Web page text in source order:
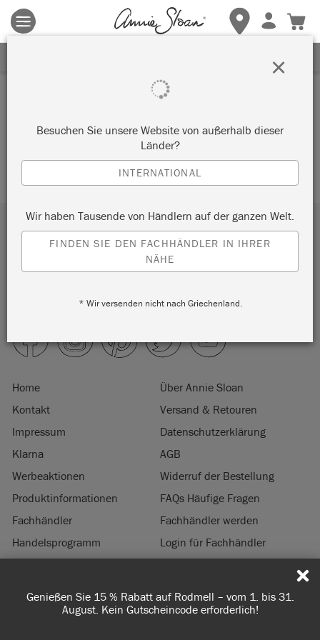
Genießen Sie 15 % Rabatt auf Rodmell – vom 1. bis 31.
August. Kein Gutscheincode erforderlich!
Es gelten die allgemeinen Geschäftsbedingungen.
hierfür weitere Informationen.
DONOR DASHBOARD
[give_donor_dashboard]
Abonnieren Sie unseren Newsletter
ABSENDEN
Jetzt anmelden und 10% sparen. Rabattcode im Postfach!
Home
Über Annie Sloan
Kontakt
Versand & Retouren
Impressum
Datenschutzerklärung
Klarna
AGB
Werbeaktionen
Widerruf der Bestellung
Produktinformationen
FAQs Häufige Fragen
Fachhändler
Fachhändler werden
Handelsprogramm
Login für Fachhändler
© 2026 ANNIE SLOAN INTERIORS LTD. ‘CHALK PAINT’ ist eine eingetragene
Marke von Annie Sloan Interiors Ltd. in US & CAN. ‘ANNIE SLOAN’ ist eine
Besuchen Sie unsere Website von außerhalb dieser
Länder?
INTERNATIONAL
Wir haben Tausende von Händlern auf der ganzen Welt.
FINDEN SIE DEN FACHHÄNDLER IN IHRER
NÄHE
* Wir versenden nicht nach Griechenland.
×